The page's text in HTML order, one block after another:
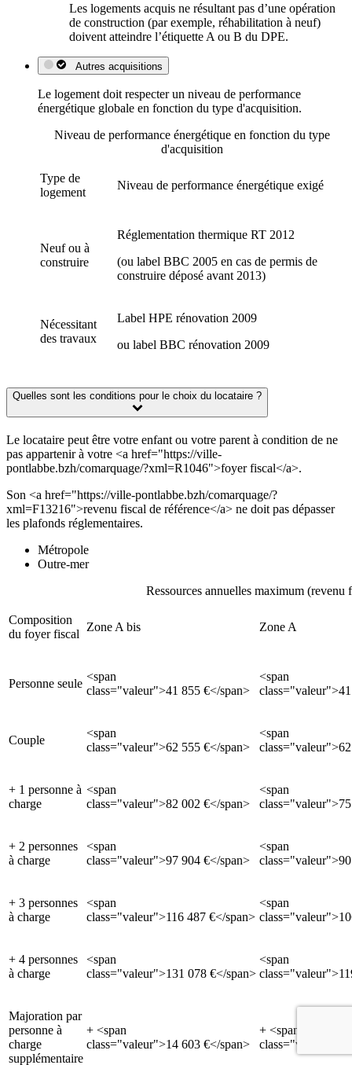
Les logements acquis ne résultant pas d’une opération
de construction (par exemple, réhabilitation à neuf)
doivent atteindre l’étiquette A ou B du DPE.
Autres acquisitions
Le logement doit respecter un niveau de performance
énergétique globale en fonction du type d'acquisition.
Niveau de performance énergétique en fonction du type
d'acquisition
Type de
logement
Niveau de performance énergétique exigé
Neuf ou à
construire
Réglementation thermique RT 2012
(ou label BBC 2005 en cas de permis de
construire déposé avant 2013)
Nécessitant
des travaux
Label HPE rénovation 2009
ou label BBC rénovation 2009
Quelles sont les conditions pour le choix du locataire ?
Le locataire peut être votre enfant ou votre parent à condition de ne
pas appartenir à votre <a href="https://ville-
pontlabbe.bzh/comarquage/?xml=R1046">foyer fiscal</a>.
Son <a href="https://ville-pontlabbe.bzh/comarquage/?
xml=F13216">revenu fiscal de référence</a> ne doit pas dépasser
les plafonds réglementaires.
Métropole
Outre-mer
Ressources annuelles maximum
Composition
du foyer fiscal
Zone A bis Zone A
Personne seule
<span
class="valeur">41 855 €</span>
<span
Couple
<span
class="valeur">62 555 €</span>
<span
+ 1 personne à
charge
<span
class="valeur">82 002 €</span>
<span
+ 2 personnes
à charge
<span
class="valeur">97 904 €</span>
<span
+ 3 personnes
à charge
<span
class="valeur">116 487 €</span>
<span
+ 4 personnes
à charge
<span
class="valeur">131 078 €</span>
<span
Majoration par
personne à
charge
supplémentaire
+ <span
class="valeur">14 603 €</span>
+ <span